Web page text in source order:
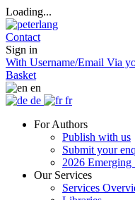
Loading...
Contact
Sign in
With Username/Email Via
Basket
en
de
fr
For Authors
Publish with us
Submit your
2026 Emerging
Our Services
Services